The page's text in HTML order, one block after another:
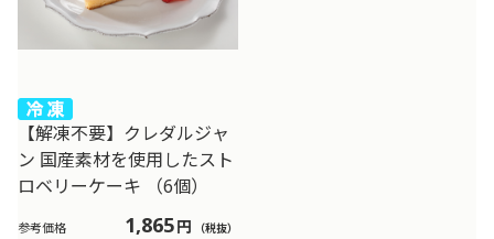
【解凍不要】クレダルジャ
ン 国産素材を使用したスト
ロベリーケーキ （6個）
参考価格 1,865円 （税抜）